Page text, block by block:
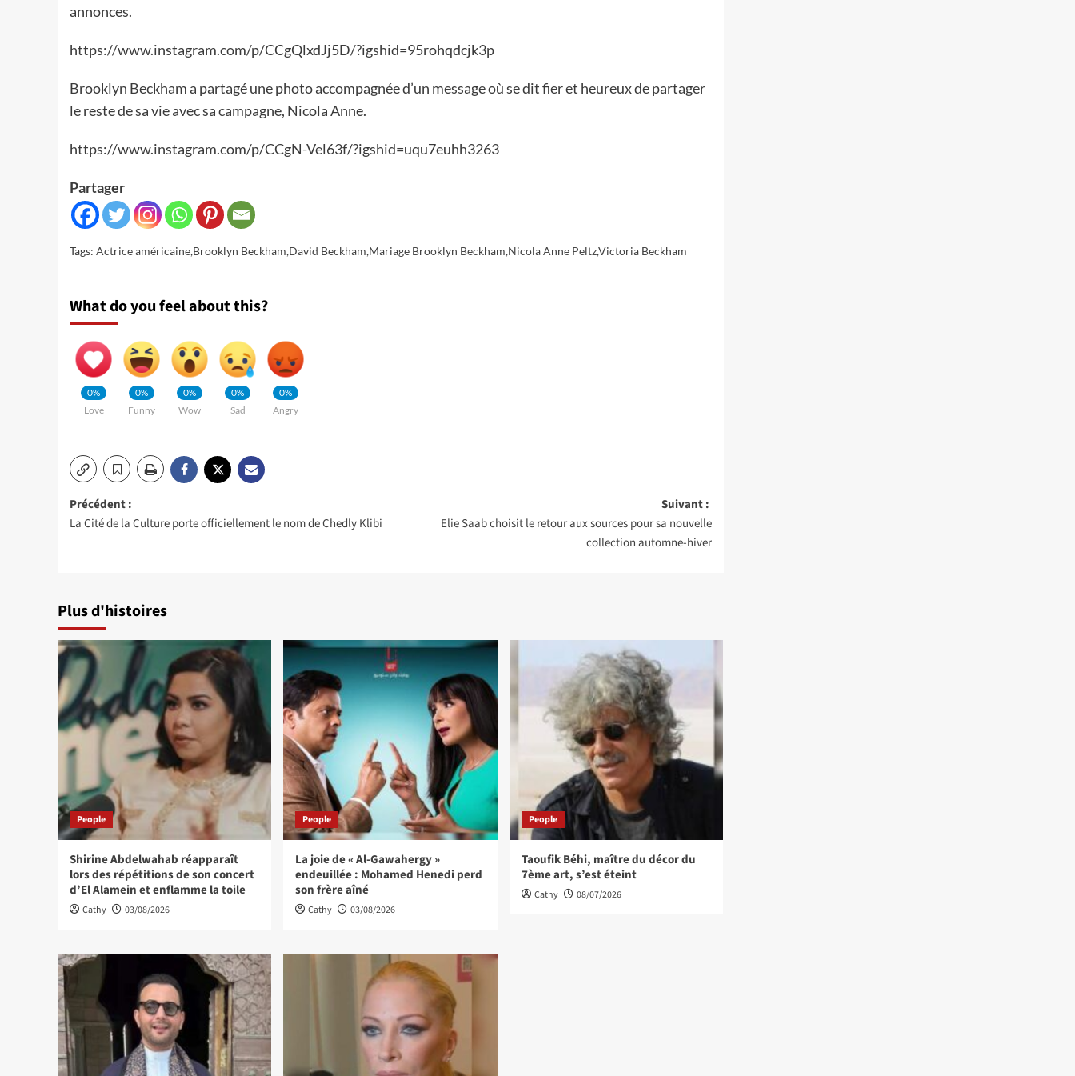
annonces.
https://www.instagram.com/p/CCgQlxdJj5D/?igshid=95rohqdcjk3p
Brooklyn Beckham a partagé une photo accompagnée d’un message où se dit fier et heureux de partager
le reste de sa vie avec sa campagne, Nicola Anne.
https://www.instagram.com/p/CCgN-Vel63f/?igshid=uqu7euhh3263
Partager
Tags: Actrice américaine,Brooklyn Beckham,David Beckham,Mariage Brooklyn Beckham,Nicola Anne Peltz,Victoria Beckham
What do you feel about this?
0%
Love
0%
Funny
0%
Wow
0%
Sad
0%
Angry
Navigation
Précédent :
La Cité de la Culture porte officiellement le nom de Chedly Klibi
Suivant :
Elie Saab choisit le retour aux sources pour sa nouvelle
collection automne-hiver
Plus d'histoires
People
Shirine Abdelwahab réapparaît
lors des répétitions de son concert
d’El Alamein et enflamme la toile
Cathy 03/08/2026
People
La joie de « Al-Gawahergy »
endeuillée : Mohamed Henedi perd
son frère aîné
Cathy 03/08/2026
People
Taoufik Béhi, maître du décor du
7ème art, s’est éteint
Cathy 08/07/2026